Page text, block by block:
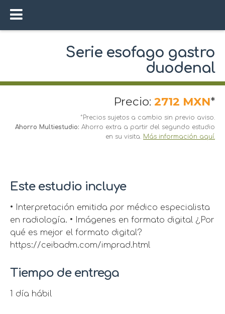
Serie esofago gastro
duodenal
Precio: 2712 MXN*
*Precios sujetos a cambio sin previo aviso.
Ahorro Multiestudio: Ahorro extra a partir del segundo estudio
en su visita. Más información aquí.
Este estudio incluye
• Interpretación emitida por médico especialista
en radiología. • Imágenes en formato digital ¿Por
qué es mejor el formato digital?
https://ceibadm.com/imprad.html
Tiempo de entrega
1 día hábil